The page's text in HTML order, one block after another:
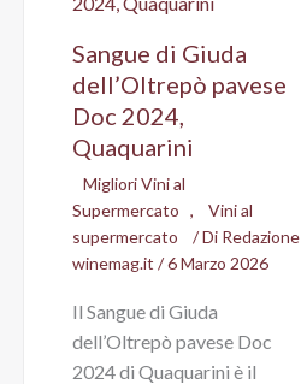
Sangue di Giuda
dell’Oltrepò pavese
Doc 2024,
Quaquarini
Migliori Vini al
Supermercato ,
Vini al
supermercato
/ Di Redazione
winemag.it /6 Marzo 2026
Il Sangue di Giuda
dell’Oltrepò pavese Doc
2024 di Quaquarini è il